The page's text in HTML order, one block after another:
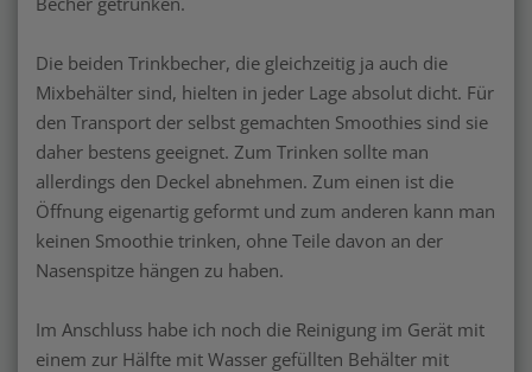
Die beiden Trinkbecher, die gleichzeitig ja auch die
Mixbehälter sind, hielten in jeder Lage absolut dicht. Für
den Transport der selbst gemachten Smoothies sind sie
daher bestens geeignet. Zum Trinken sollte man
allerdings den Deckel abnehmen. Zum einen ist die
Öffnung eigenartig geformt und zum anderen kann man
keinen Smoothie trinken, ohne Teile davon an der
Nasenspitze hängen zu haben.
Im Anschluss habe ich noch die Reinigung im Gerät mit
einem zur Hälfte mit Wasser gefüllten Behälter mit